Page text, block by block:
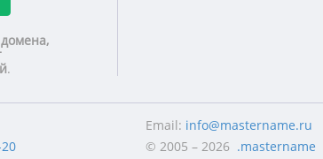
.
Email: info@mastername.ru
© 2005 – 2026 .mastername